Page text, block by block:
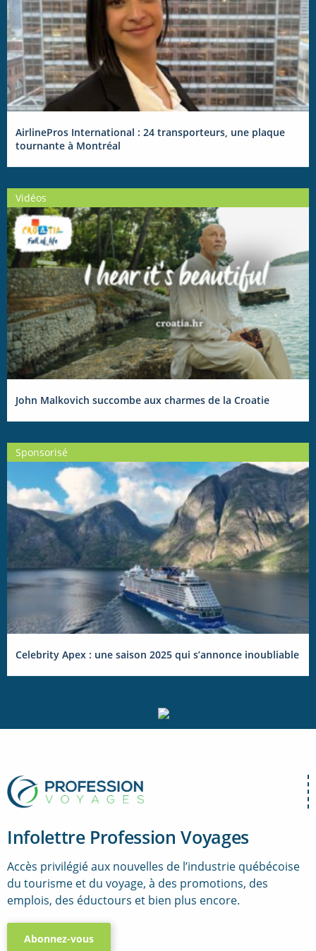
AirlinePros International : 24 transporteurs, une plaque
tournante à Montréal
Vidéos
John Malkovich succombe aux charmes de la Croatie
Sponsorisé
Celebrity Apex : une saison 2025 qui s’annonce inoubliable
Infolettre Profession Voyages
Accès privilégié aux nouvelles de l’industrie québécoise
du tourisme et du voyage, à des promotions, des
emplois, des éductours et bien plus encore.
Abonnez-vous